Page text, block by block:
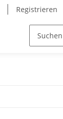
Registrieren